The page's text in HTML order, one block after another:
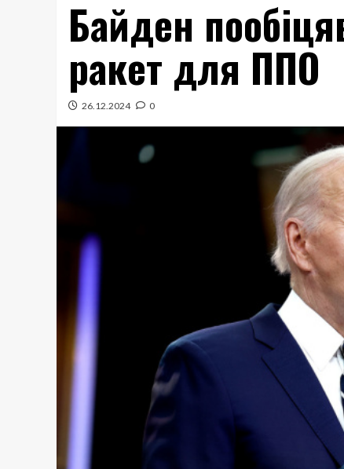
Байден
ракет для ППО
26.12.2024 0